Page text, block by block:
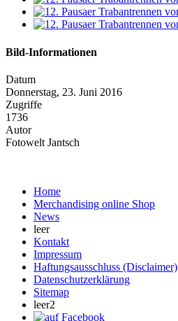
Bild-Informationen
Datum
Donnerstag, 23. Juni 2016
Zugriffe
1736
Autor
Fotowelt Jantsch
Home
Merchandising online Shop
News
leer
Kontakt
Impressum
Haftungsausschluss (Disclaimer)
Datenschutzerklärung
Sitemap
leer2